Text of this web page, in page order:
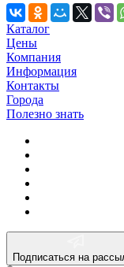
Каталог
Цены
Компания
Информация
Контакты
Города
Полезно знать
Подписаться на